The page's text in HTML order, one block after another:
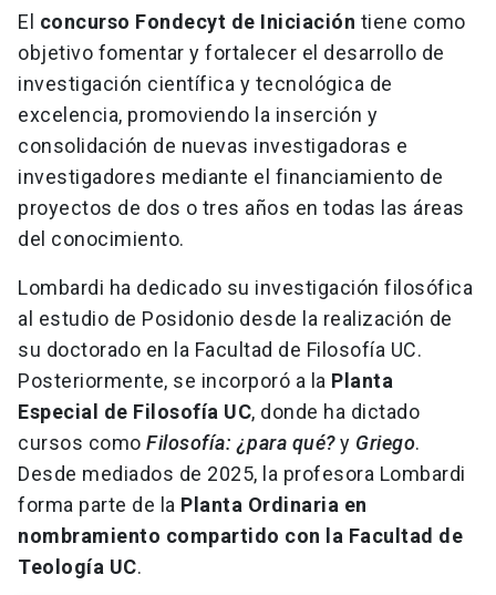
El concurso Fondecyt de Iniciación tiene como
objetivo fomentar y fortalecer el desarrollo de
investigación científica y tecnológica de
excelencia, promoviendo la inserción y
consolidación de nuevas investigadoras e
investigadores mediante el financiamiento de
proyectos de dos o tres años en todas las áreas
del conocimiento.
Lombardi ha dedicado su investigación filosófica
al estudio de Posidonio desde la realización de
su doctorado en la Facultad de Filosofía UC.
Posteriormente, se incorporó a la Planta
Especial de Filosofía UC, donde ha dictado
cursos como Filosofía: ¿para qué?y Griego.
Desde mediados de 2025, la profesora Lombardi
forma parte de la Planta Ordinaria en
nombramiento compartido con la Facultad de
Teología UC.